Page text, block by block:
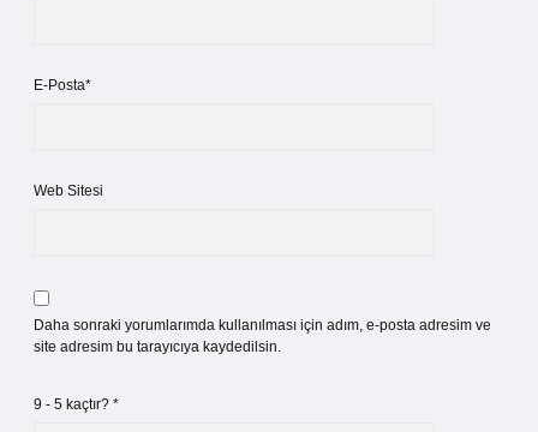
E-Posta*
Web Sitesi
Daha sonraki yorumlarımda kullanılması için adım, e-posta adresim ve
site adresim bu tarayıcıya kaydedilsin.
9 - 5 kaçtır? *